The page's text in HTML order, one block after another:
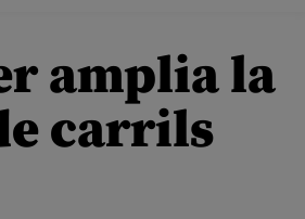
amplia la
carrils